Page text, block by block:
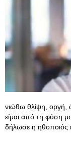
νιώθω θλίψη, οργή,
είμαι από τη φύση
δήλωσε η ηθοποιός